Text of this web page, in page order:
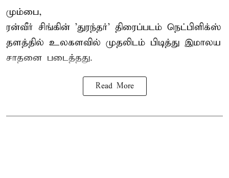
மும்பை,
ரன்வீர் சிங்கின் 'துரந்தர்' திரைப்படம் நெட்பிளிக்ஸ்
தளத்தில் உலகளவில் முதலிடம் பிடித்து இமாலய
சாதனை படைத்தது.
Read More